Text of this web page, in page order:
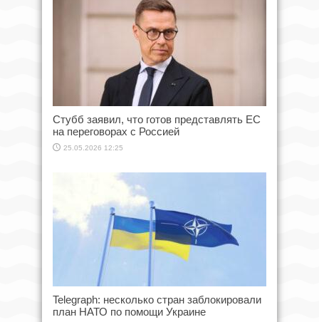
Стубб заявил, что готов представлять ЕС
на переговорах с Россией
25.05.2026 12:25
Telegraph: несколько стран заблокировали
план НАТО по помощи Украине